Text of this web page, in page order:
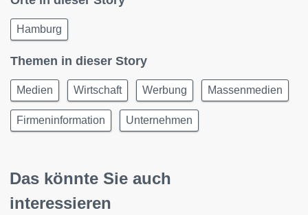
Hamburg
Themen in dieser Story
Medien Wirtschaft Werbung Massenmedien
Firmeninformation Unternehmen
Das könnte Sie auch
interessieren